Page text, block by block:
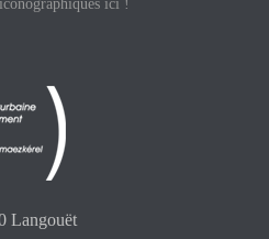
ici !
Langouët